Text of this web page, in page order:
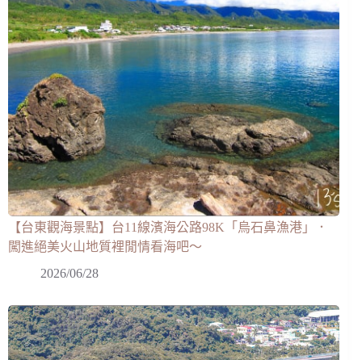
【台東觀海景點】台11線濱海公路98K「烏石鼻漁港」．
闖進絕美火山地質裡閒情看海吧～
2026/06/28